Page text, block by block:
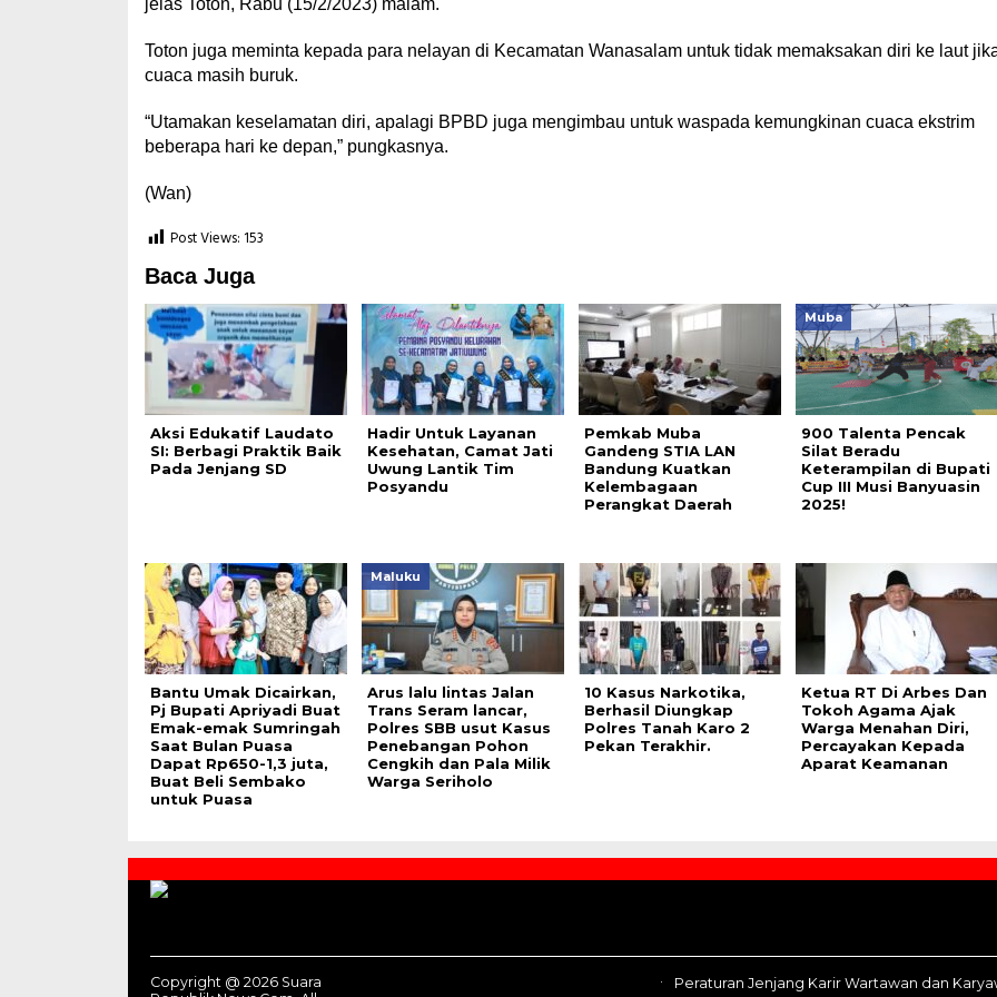
jelas Toton, Rabu (15/2/2023) malam.
Toton juga meminta kepada para nelayan di Kecamatan Wanasalam untuk tidak memaksakan diri ke laut
cuaca masih buruk.
“Utamakan keselamatan diri, apalagi BPBD juga mengimbau untuk waspada kemungkinan cuaca ekstrim
beberapa hari ke depan,” pungkasnya.
(Wan)
Post Views: 153
Baca Juga
Aksi Edukatif Laudato
SI: Berbagi Praktik Baik
Pada Jenjang SD
Hadir Untuk Layanan
Kesehatan, Camat Jati
Uwung Lantik Tim
Posyandu
Pemkab Muba
Gandeng STIA LAN
Bandung Kuatkan
Kelembagaan
Perangkat Daerah
Muba
900 Talenta Pencak
Silat Beradu
Keterampilan di Bupati
Cup III Musi Banyuasin
2025!
Bantu Umak Dicairkan,
Pj Bupati Apriyadi Buat
Emak-emak Sumringah
Saat Bulan Puasa
Dapat Rp650-1,3 juta,
Buat Beli Sembako
untuk Puasa
Maluku
Arus lalu lintas Jalan
Trans Seram lancar,
Polres SBB usut Kasus
Penebangan Pohon
Cengkih dan Pala Milik
Warga Seriholo
10 Kasus Narkotika,
Berhasil Diungkap
Polres Tanah Karo 2
Pekan Terakhir.
Ketua RT Di Arbes Dan
Tokoh Agama Ajak
Warga Menahan Diri,
Percayakan Kepada
Aparat Keamanan
Copyright @ 2026 Suara
Peraturan Jenjang Karir Wartawan dan